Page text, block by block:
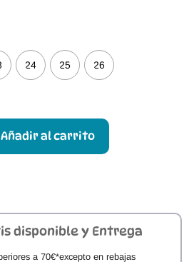
24 25 26
Añadir al carrito
disponible y Entrega
a 70€*excepto en rebajas